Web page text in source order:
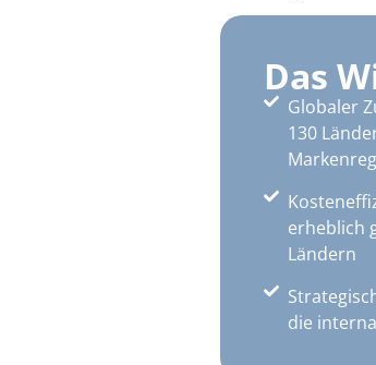
Das
Globaler
130
erheblich
Ländern
die